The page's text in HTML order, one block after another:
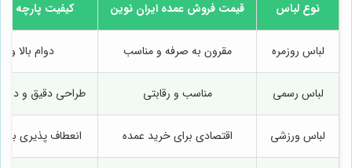
نوع لباس قیمت فروش عمده ایران نوین کیفیت پارچه
لباس روزمره مقرون به صرفه و مناسب دوام بالا و
لباس رسمی مناسب و رقابتی طراحی دقیق و
لباس ورزشی اقتصادی برای خرید عمده انعطاف پذیری